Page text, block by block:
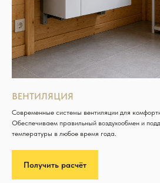
ВЕНТИЛЯЦИЯ
Современные системы вентиляции для
Обеспечиваем правильный воздухообмен и
температуры в любое время года.
Получить расчёт